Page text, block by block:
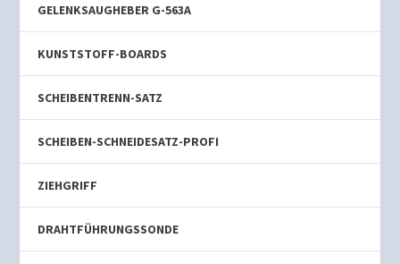
GELENKSAUGHEBER G-563A
KUNSTSTOFF-BOARDS
SCHEIBENTRENN-SATZ
SCHEIBEN-SCHNEIDESATZ-PROFI
ZIEHGRIFF
DRAHTFÜHRUNGSSONDE